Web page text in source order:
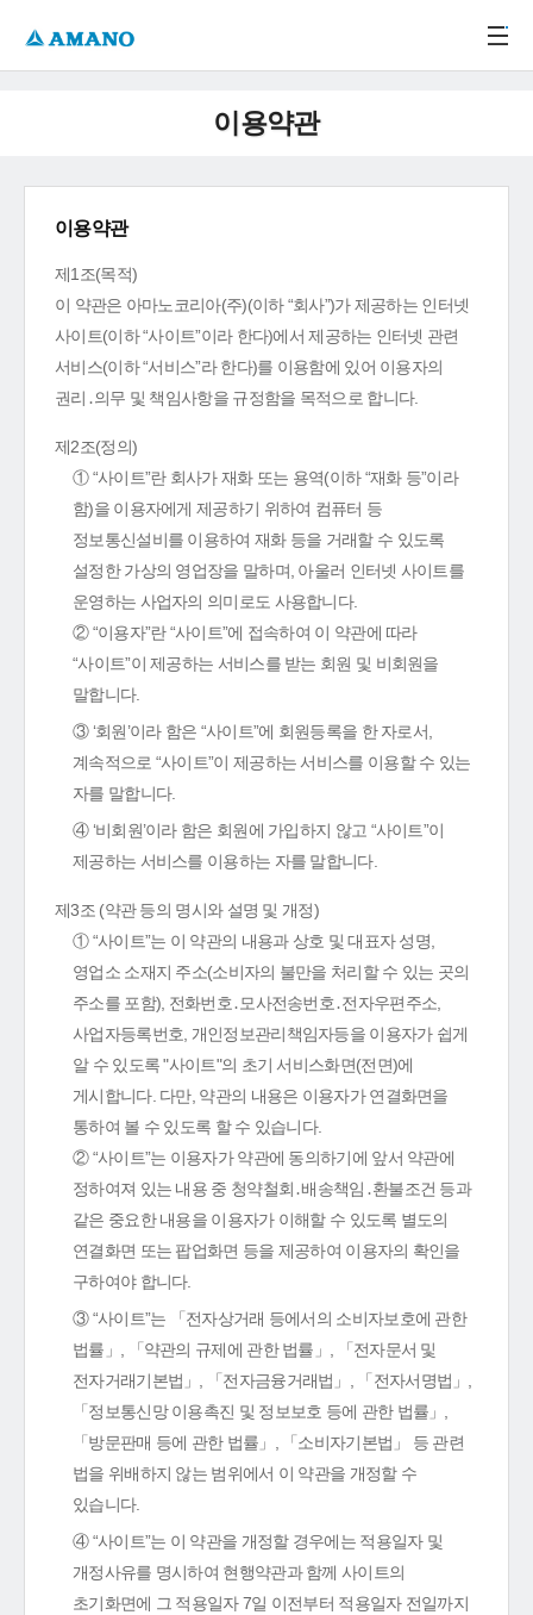
이용약관
이용약관
제1조(목적)
이 약관은 아마노코리아(주)(이하 “회사”)가 제공하는 인터넷
사이트(이하 “사이트”이라 한다)에서 제공하는 인터넷 관련
서비스(이하 “서비스”라 한다)를 이용함에 있어 이용자의
권리․의무 및 책임사항을 규정함을 목적으로 합니다.
제2조(정의)
① “사이트”란 회사가 재화 또는 용역(이하 “재화 등”이라
함)을 이용자에게 제공하기 위하여 컴퓨터 등
정보통신설비를 이용하여 재화 등을 거래할 수 있도록
설정한 가상의 영업장을 말하며, 아울러 인터넷 사이트를
운영하는 사업자의 의미로도 사용합니다.
② “이용자”란 “사이트”에 접속하여 이 약관에 따라
“사이트”이 제공하는 서비스를 받는 회원 및 비회원을
말합니다.
③ ‘회원’이라 함은 “사이트”에 회원등록을 한 자로서,
계속적으로 “사이트”이 제공하는 서비스를 이용할 수 있는
자를 말합니다.
④ ‘비회원’이라 함은 회원에 가입하지 않고 “사이트”이
제공하는 서비스를 이용하는 자를 말합니다.
제3조 (약관 등의 명시와 설명 및 개정)
① “사이트”는 이 약관의 내용과 상호 및 대표자 성명,
영업소 소재지 주소(소비자의 불만을 처리할 수 있는 곳의
주소를 포함), 전화번호․모사전송번호․전자우편주소,
사업자등록번호, 개인정보관리책임자등을 이용자가 쉽게
알 수 있도록 "사이트"의 초기 서비스화면(전면)에
게시합니다. 다만, 약관의 내용은 이용자가 연결화면을
통하여 볼 수 있도록 할 수 있습니다.
② “사이트”는 이용자가 약관에 동의하기에 앞서 약관에
정하여져 있는 내용 중 청약철회․배송책임․환불조건 등과
같은 중요한 내용을 이용자가 이해할 수 있도록 별도의
연결화면 또는 팝업화면 등을 제공하여 이용자의 확인을
구하여야 합니다.
③ “사이트”는 「전자상거래 등에서의 소비자보호에 관한
법률」, 「약관의 규제에 관한 법률」, 「전자문서 및
전자거래기본법」, 「전자금융거래법」, 「전자서명법」,
「정보통신망 이용촉진 및 정보보호 등에 관한 법률」,
「방문판매 등에 관한 법률」, 「소비자기본법」 등 관련
법을 위배하지 않는 범위에서 이 약관을 개정할 수
있습니다.
④ “사이트”는 이 약관을 개정할 경우에는 적용일자 및
개정사유를 명시하여 현행약관과 함께 사이트의
초기화면에 그 적용일자 7일 이전부터 적용일자 전일까지